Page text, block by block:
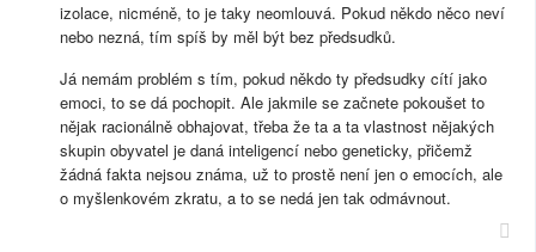
izolace, nicméně, to je taky neomlouvá. Pokud někdo něco neví
nebo nezná, tím spíš by měl být bez předsudků.
Já nemám problém s tím, pokud někdo ty předsudky cítí jako
emoci, to se dá pochopit. Ale jakmile se začnete pokoušet to
nějak racionálně obhajovat, třeba že ta a ta vlastnost nějakých
skupin obyvatel je daná inteligencí nebo geneticky, přičemž
žádná fakta nejsou známa, už to prostě není jen o emocích, ale
o myšlenkovém zkratu, a to se nedá jen tak odmávnout.